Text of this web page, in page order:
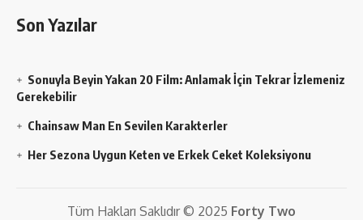
Son Yazılar
Sonuyla Beyin Yakan 20 Film: Anlamak İçin Tekrar İzlemeniz
Gerekebilir
Chainsaw Man En Sevilen Karakterler
Her Sezona Uygun Keten ve Erkek Ceket Koleksiyonu
Tüm Hakları Saklıdır © 2025 Forty Two